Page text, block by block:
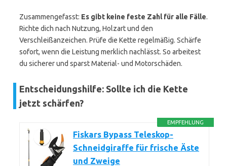
Zusammengefasst: Es gibt keine feste Zahl für alle Fälle.
Richte dich nach Nutzung, Holzart und den
Verschleißanzeichen. Prüfe die Kette regelmäßig. Schärfe
sofort, wenn die Leistung merklich nachlässt. So arbeitest
du sicherer und sparst Material- und Motorschäden.
Entscheidungshilfe: Sollte ich die Kette
jetzt schärfen?
EMPFEHLUNG
Fiskars Bypass Teleskop-
Schneidgiraffe für frische Äste
und Zweige